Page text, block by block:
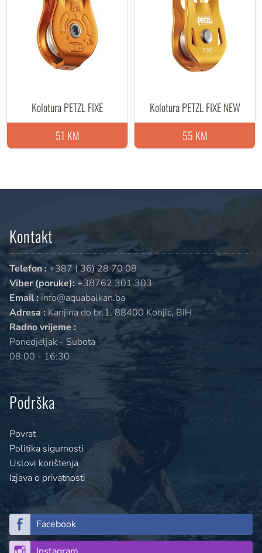
Kolotura PETZL FIXE
51 KM
Kolotura PETZL FIXE NEW
55 KM
Kontakt
Telefon : +387 ( 36) 28 70 08
Viber (poruke): +38762 301 303
Email :info@aquabalkan.ba
Adresa : Kanjina do br.1, 88400 Konjic, BiH
Radno vrijeme :
Ponedjeljak - Subota
08:00 - 16:30
Podrška
Povrat
Politika sigurnosti
Uslovi korištenja
Izjava o privatnosti
Facebook